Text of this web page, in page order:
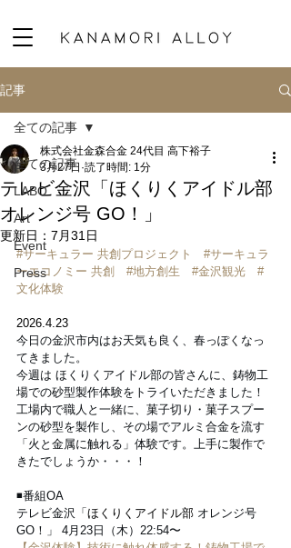
記事
全ての記事
LABO
Art
Event
Press
全ての記事
テレビ金沢「ほくりくアイドル部
オレンジ号 GO！」
株式会社金森合金 24代目 高下裕子
3月27日 読了時間: 1分
更新日： 7月31日
#サーキュラー 共創プロジェクト #サーキュラ
ーエコノミー 共創 #地方創生 #金沢観光
#
文化体験
2026.4.23
今日の金沢市内はお天気も良く、春っぽくなっ
てきました。
今週は ほくりくアイドル部の皆さんに、鋳物工
場での砂型製作体験をトライいただきました！
工場内で職人と一緒に、菓子切り・菓子スプー
ンの砂型を製作し、その場でアルミ合金を流す
「火と金属に触れる」体験です。上手に製作で
きたでしょうか・・・！
◾️番組OA
テレビ金沢「 ほくりくアイドル部 オレンジ号
GO！」 4月23日（木）22:54〜